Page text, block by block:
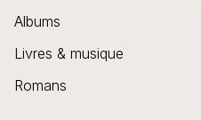
Albums
Livres & musique
Romans